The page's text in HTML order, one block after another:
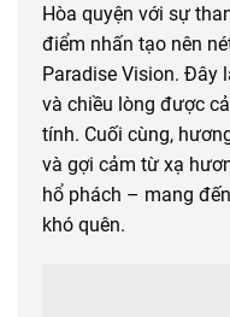
Hòa quyện với sự
điểm nhấn tạo nên
Paradise Vision. Đây
và chiều lòng được
tính. Cuối cùng,
và gợi cảm từ xạ
hổ phách – mang
khó quên.